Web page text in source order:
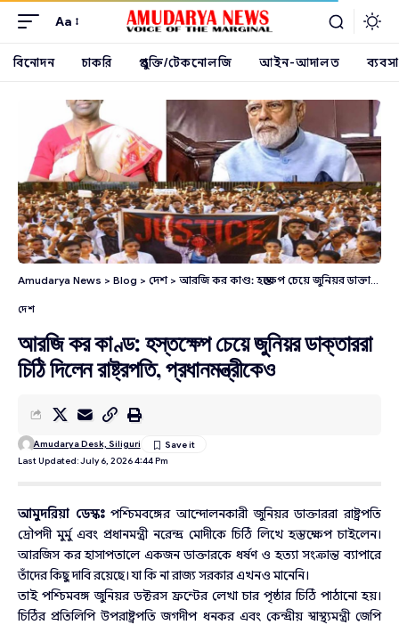
Aa
বিনোদন চাকরি প্রযুক্তি/টেকনোলজি আইন-আদালত ব্যবসা
Amudarya News > Blog > দেশ> আরজি কর কাণ্ড: হস্তক্ষেপ চেয়ে জুনিয়র ডাক্তাররা চিঠি দিলেন রাষ্ট্রপতি, প্রধানমন্ত্রীকেও
দেশ
আরজি কর কাণ্ড: হস্তক্ষেপ চেয়ে জুনিয়র ডাক্তাররা
চিঠি দিলেন রাষ্ট্রপতি, প্রধানমন্ত্রীকেও
Last Updated: July 6, 2026 4:44 Pm
Amudarya Desk, Siliguri
আমুদরিয়া ডেস্কঃপশ্চিমবঙ্গের আন্দোলনকারী জুনিয়র ডাক্তাররা রাষ্ট্রপতি
দ্রৌপদী মুর্মু এবং প্রধানমন্ত্রী নরেন্দ্র মোদীকে চিঠি লিখে হস্তক্ষেপ চাইলেন।
আরজিস কর হাসাপতালে একজন ডাক্তারকে ধর্ষণ ও হত্যা সংক্রান্ত ব্যাপারে
তাঁদের কিছু দাবি রয়েছে। যা কি না রাজ্য সরকার এখনও মানেনি।
তাই পশ্চিমবঙ্গ জুনিয়র ডক্টরস ফ্রন্টের লেখা চার পৃষ্ঠার চিঠি পাঠানো হয়।
চিঠির প্রতিলিপি উপরাষ্ট্রপতি জগদীপ ধনকর এবং কেন্দ্রীয় স্বাস্থ্যমন্ত্রী জেপি